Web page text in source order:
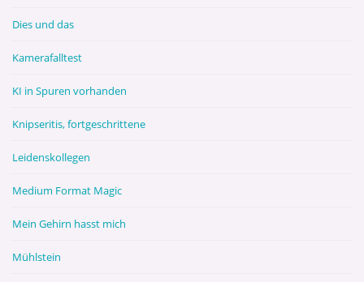
Dies und das
Kamerafalltest
KI in Spuren vorhanden
Knipseritis, fortgeschrittene
Leidenskollegen
Medium Format Magic
Mein Gehirn hasst mich
Mühlstein